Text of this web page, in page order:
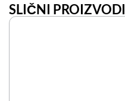
SLIČNI PROIZVODI